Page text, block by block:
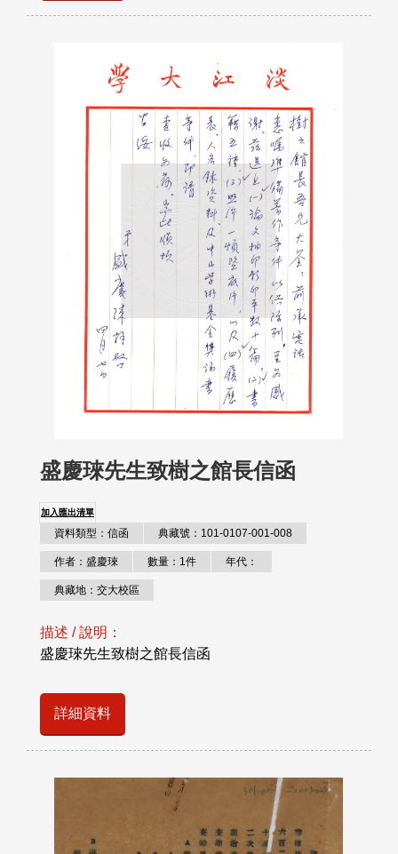
盛慶琜先生致樹之館長信函
加入匯出清單
資料類型：信函 典藏號：101-0107-001-008
作者：盛慶琜 數量：1件 年代：
典藏地：交大校區
描述 / 說明：
盛慶琜先生致樹之館長信函
詳細資料